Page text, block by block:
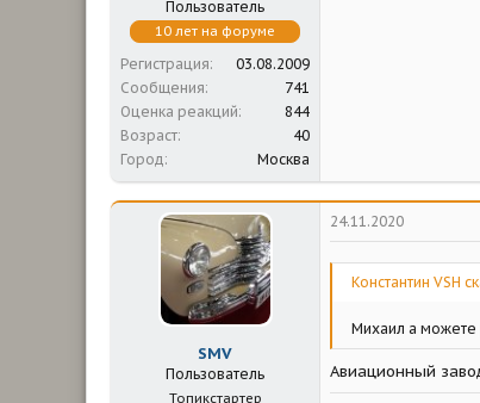
Пользователь
10 лет на форуме
Регистрация
03.08.2009
Сообщения
741
Оценка реакций
844
Возраст
40
Город
Москва
SMV
Пользователь
Топикстартер
24.11.2020
Константин VSH
Михаил а можете
Авиационный